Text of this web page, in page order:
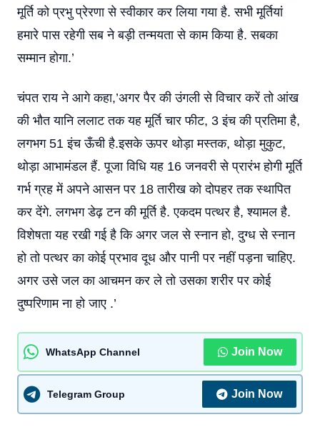
मूर्ति को प्रभु प्रेरणा से स्वीकार कर लिया गया है. सभी मूर्तियां
हमारे पास रहेगी सब ने बड़ी तन्मयता से काम किया है. सबका
सम्मान होगा.’
चंपत राय ने आगे कहा,’अगर पैर की उंगली से विचार करें तो आंख
की भौत यानि ललाट तक यह मूर्ति चार फीट, 3 इंच की प्रतिमा है,
लगभग 51 इंच ऊँची है.इसके ऊपर थोड़ा मस्तक, थोड़ा मुकुट,
थोड़ा आभामंडल हैं. पूजा विधि यह 16 जनवरी से प्रारंभ होगी मूर्ति
गर्भ ग्रह में अपने आसन पर 18 तारीख को दोपहर तक स्थापित
कर देंगे. लगभग डेढ़ टन की मूर्ति है. एकदम पत्थर है, श्यामल है.
विशेषता यह रखी गई है कि अगर जल से स्नान हो, दुग्ध से स्नान
हो तो पत्थर का कोई प्रभाव दूध और पानी पर नहीं पड़ना चाहिए.
अगर उसे जल का आचमन कर ले तो उसका शरीर पर कोई
दुष्परिणाम ना हो जाए .’
WhatsApp Channel Join Now
Telegram Group Join Now